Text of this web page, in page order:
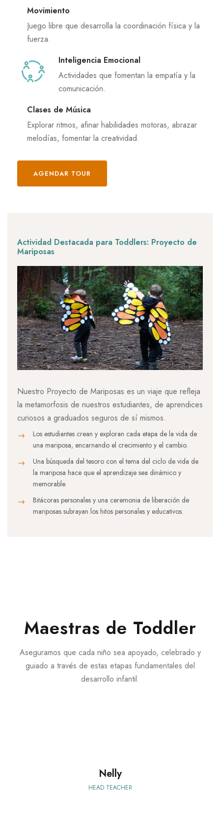
Movimiento
Juego libre que desarrolla la coordinación física y la
fuerza.
Inteligencia Emocional
Actividades que fomentan la empatía y la
comunicación.
Clases de Música
Explorar ritmos, afinar habilidades motoras, abrazar
melodías, fomentar la creatividad.
AGENDAR TOUR
Actividad Destacada para Toddlers: Proyecto de
Mariposas
Nuestro Proyecto de Mariposas es un viaje que refleja
la metamorfosis de nuestros estudiantes, de aprendices
curiosos a graduados seguros de sí mismos.
Los estudiantes crean y exploran cada etapa de la vida de
una mariposa, encarnando el crecimiento y el cambio.
Una búsqueda del tesoro con el tema del ciclo de vida de
la mariposa hace que el aprendizaje sea dinámico y
memorable.
Bitácoras personales y una ceremonia de liberación de
mariposas subrayan los hitos personales y educativos.
Maestras de Toddler
Aseguramos que cada niño sea apoyado, celebrado y
guiado a través de estas etapas fundamentales del
desarrollo infantil.
Nelly
HEAD TEACHER